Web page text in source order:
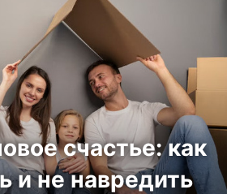
счастье: как
и не навредить